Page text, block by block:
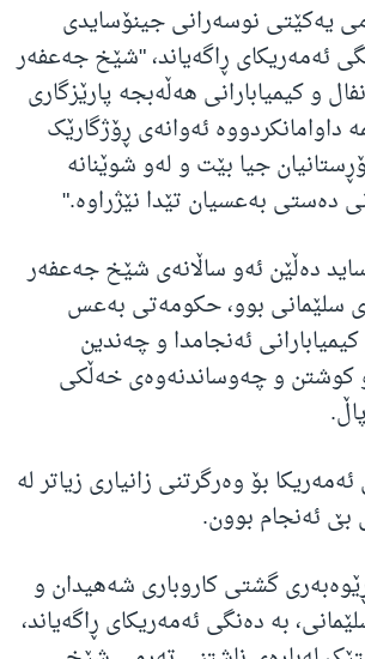
یەکێتی نوسەرانی جینۆسایدی
ئەمەریکای ڕاگەیاند، "شێخ جەعفەر
و کیمیابارانی هەڵەبجە پارێزگاری
داوامانکردووە ئەوانەی ڕۆژگارێک
جیا بێت و لەو شوێنانە
دەستی بەعسیان تێدا نێژراوە."
دەڵێن ئەو ساڵانەی شێخ جەعفەر
سلێمانی بوو، حکومەتی بەعس
ئەنجامدا و چەندین
کوشتن و چەوساندنەوەی خەڵکی
بۆ وەرگرتنی زانیاری زیاتر لە
بێ ئەنجام بوون.
گشتی کاروباری شەهیدان و
بە دەنگی ئەمەریکای ڕاگەیاند،